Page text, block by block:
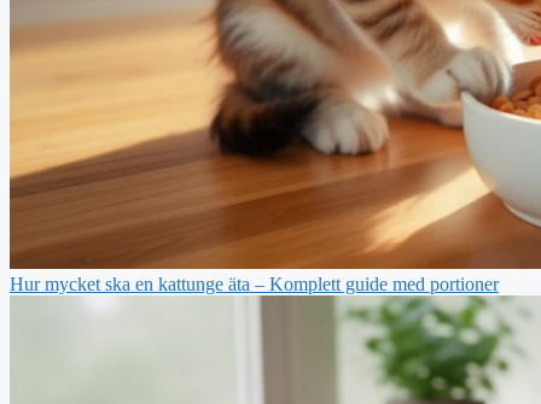
Hur mycket ska en kattunge äta – Komplett guide med portioner